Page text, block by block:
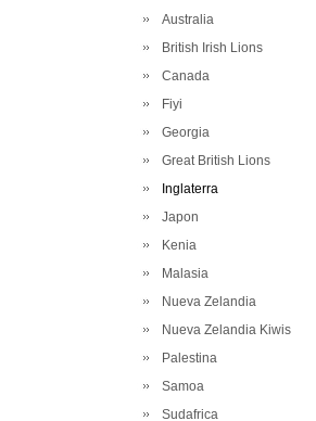
Australia
British Irish Lions
Canada
Fiyi
Georgia
Great British Lions
Inglaterra
Japon
Kenia
Malasia
Nueva Zelandia
Nueva Zelandia Kiwis
Palestina
Samoa
Sudafrica